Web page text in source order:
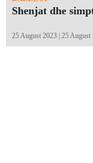
Shenjat dhe
25 August 2023 | 25 August